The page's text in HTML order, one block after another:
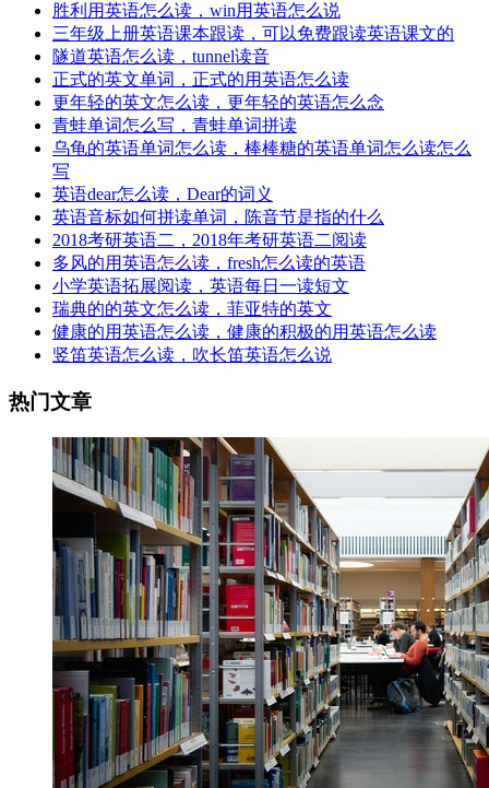
胜利用英语怎么读，win用英语怎么说
三年级上册英语课本跟读，可以免费跟读英语课文的
隧道英语怎么读，tunnel读音
正式的英文单词，正式的用英语怎么读
更年轻的英文怎么读，更年轻的英语怎么念
青蛙单词怎么写，青蛙单词拼读
乌龟的英语单词怎么读，棒棒糖的英语单词怎么读怎么
写
英语dear怎么读，Dear的词义
英语音标如何拼读单词，陈音节是指的什么
2018考研英语二，2018年考研英语二阅读
多风的用英语怎么读，fresh怎么读的英语
小学英语拓展阅读，英语每日一读短文
瑞典的的英文怎么读，菲亚特的英文
健康的用英语怎么读，健康的积极的用英语怎么读
竖笛英语怎么读，吹长笛英语怎么说
热门文章